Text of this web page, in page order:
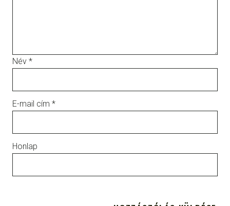
Név *
E-mail cím *
Honlap